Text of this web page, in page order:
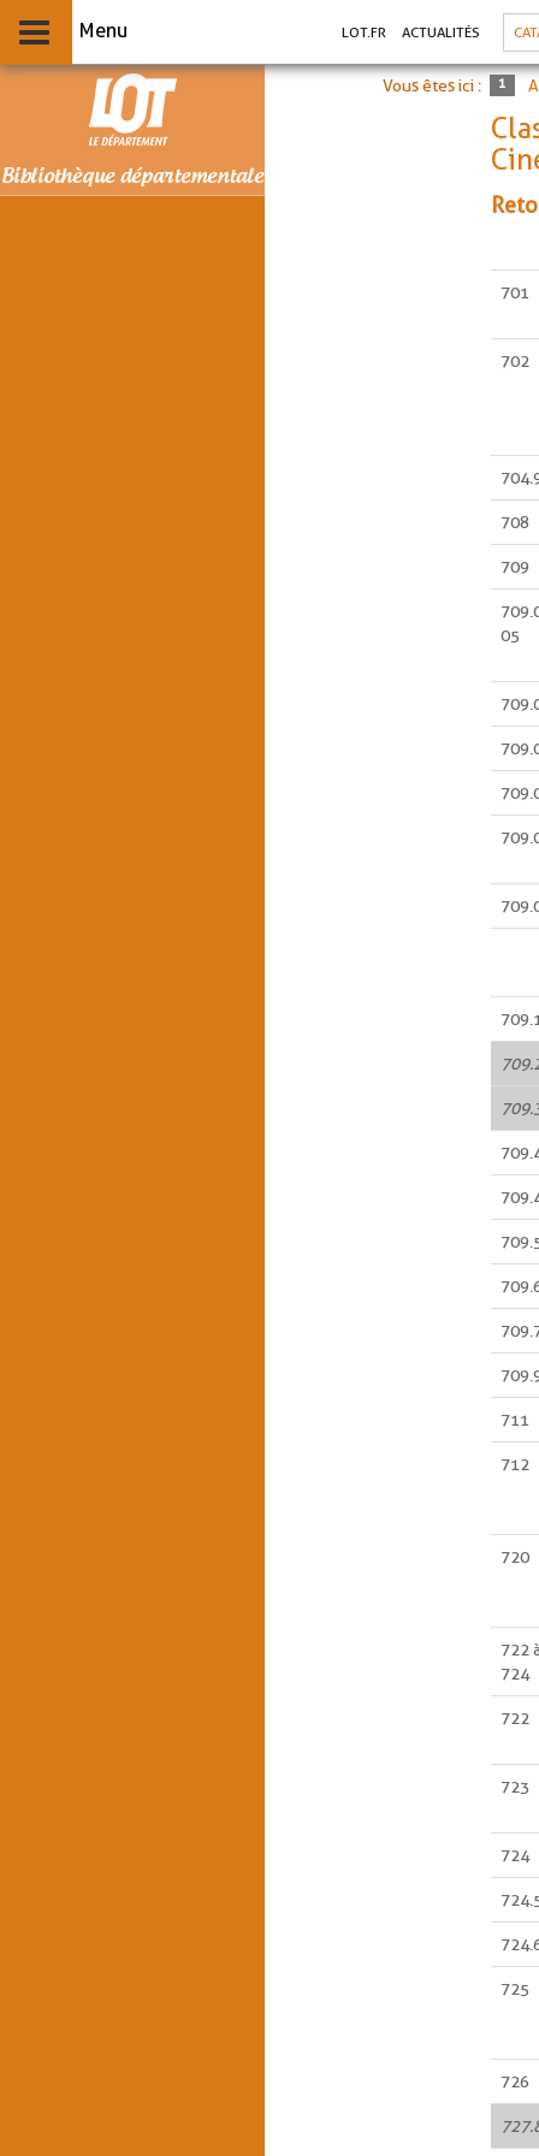
recherche
LOT.FR ACTUALITÉS
Vous êtes ici :
701
702
708
709
05
709.1
711
712
720
722 à
724
722
723
724
725
726